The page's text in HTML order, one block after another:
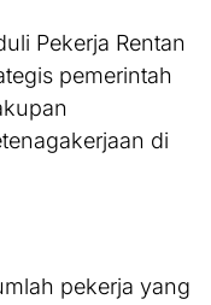
Pekerja Rentan
pemerintah
di
pekerja yang